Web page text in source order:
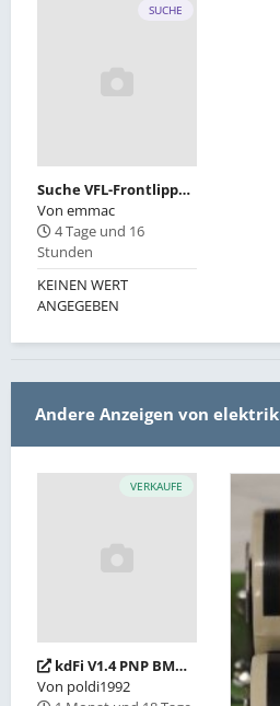
SUCHE
Suche VFL-Frontlippe oder Jimmy Hill Frontlippe
Von emmac
4 Tage und 16
Stunden
KEINEN WERT
ANGEGEBEN
Andere Anzeigen von elektrik
VERKAUFE
kdFi V1.4 PNP BMW M42"
Von poldi1992